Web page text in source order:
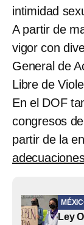
intimidad
A partir de
vigor con
General de
Libre de
En el DOF
congresos
partir de la
Ley